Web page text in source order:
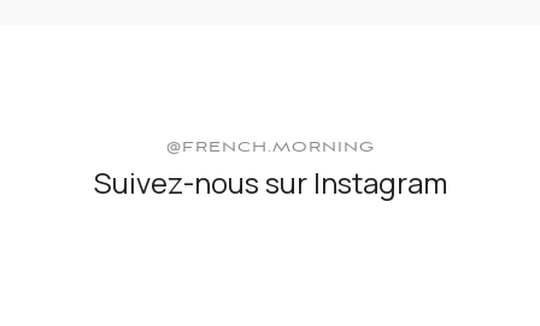
@FRENCH.MORNING
Suivez-nous sur Instagram